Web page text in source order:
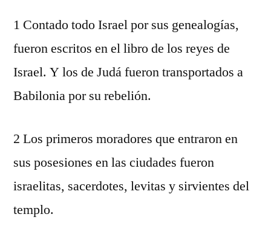
1 Contado todo Israel por sus genealogías,
fueron escritos en el libro de los reyes de
Israel. Y los de Judá fueron transportados a
Babilonia por su rebelión.
2 Los primeros moradores que entraron en
sus posesiones en las ciudades fueron
israelitas, sacerdotes, levitas y sirvientes del
templo.